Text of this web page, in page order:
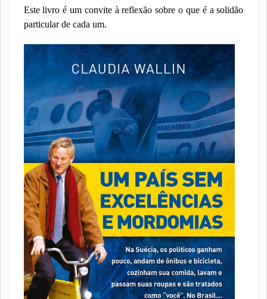
Este livro é um convite à reflexão sobre o que é a solidão
particular de cada um.